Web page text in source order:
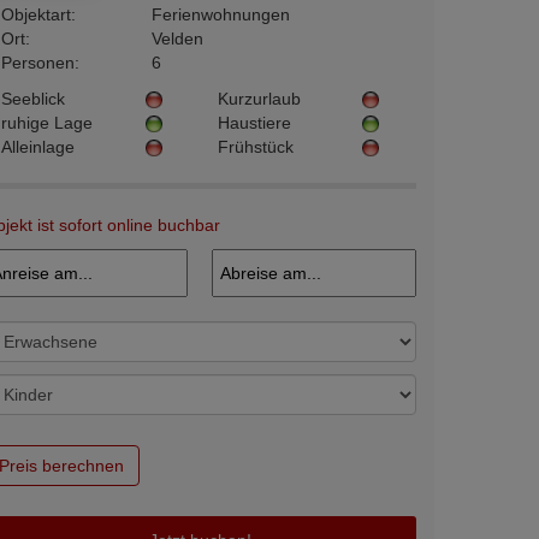
Objektart:
Ferienwohnungen
Ort:
Velden
Personen:
6
Seeblick
ruhige Lage
Alleinlage
Kurzurlaub
Haustiere
Frühstück
ist sofort online buchbar
Preis berechnen